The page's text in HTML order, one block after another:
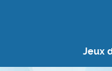
Jeux